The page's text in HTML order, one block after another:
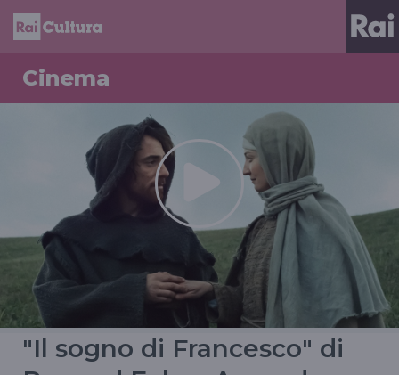
Cinema
"Il sogno di Francesco" di